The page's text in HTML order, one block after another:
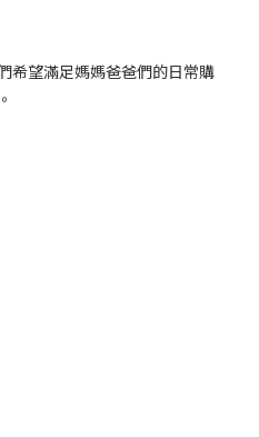
希望滿足媽媽爸爸們的日常購